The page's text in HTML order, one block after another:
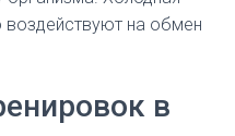
воздействуют на обмен
в